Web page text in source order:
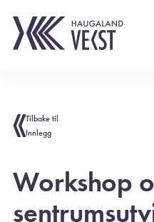
Tilbake til
Innlegg
Workshop